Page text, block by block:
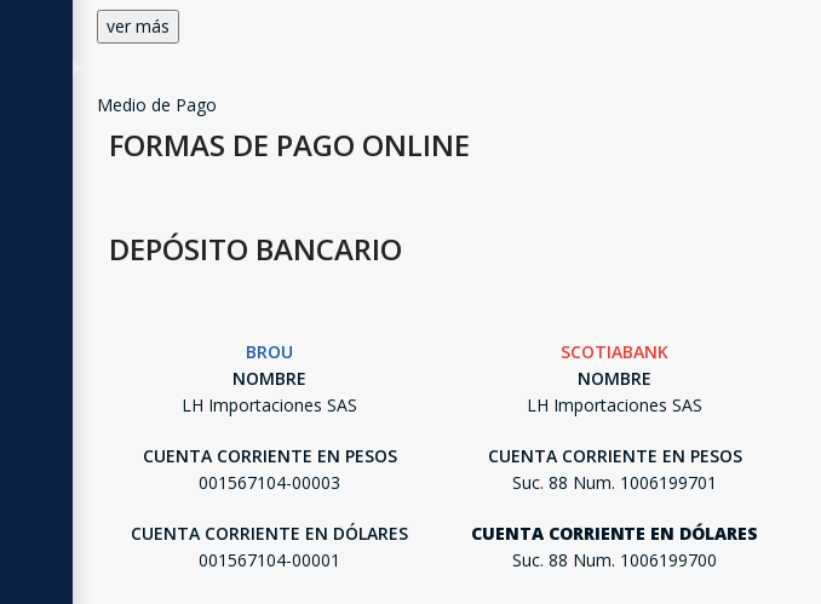
ver más
Medio de Pago
FORMAS DE PAGO ONLINE
DEPÓSITO BANCARIO
BROU
NOMBRE
LH Importaciones SAS
CUENTA CORRIENTE EN PESOS
001567104-00003
CUENTA CORRIENTE EN DÓLARES
001567104-00001
SCOTIABANK
NOMBRE
LH Importaciones SAS
CUENTA CORRIENTE EN PESOS
Suc. 88 Num. 1006199701
CUENTA CORRIENTE EN DÓLARES
Suc. 88 Num. 1006199700